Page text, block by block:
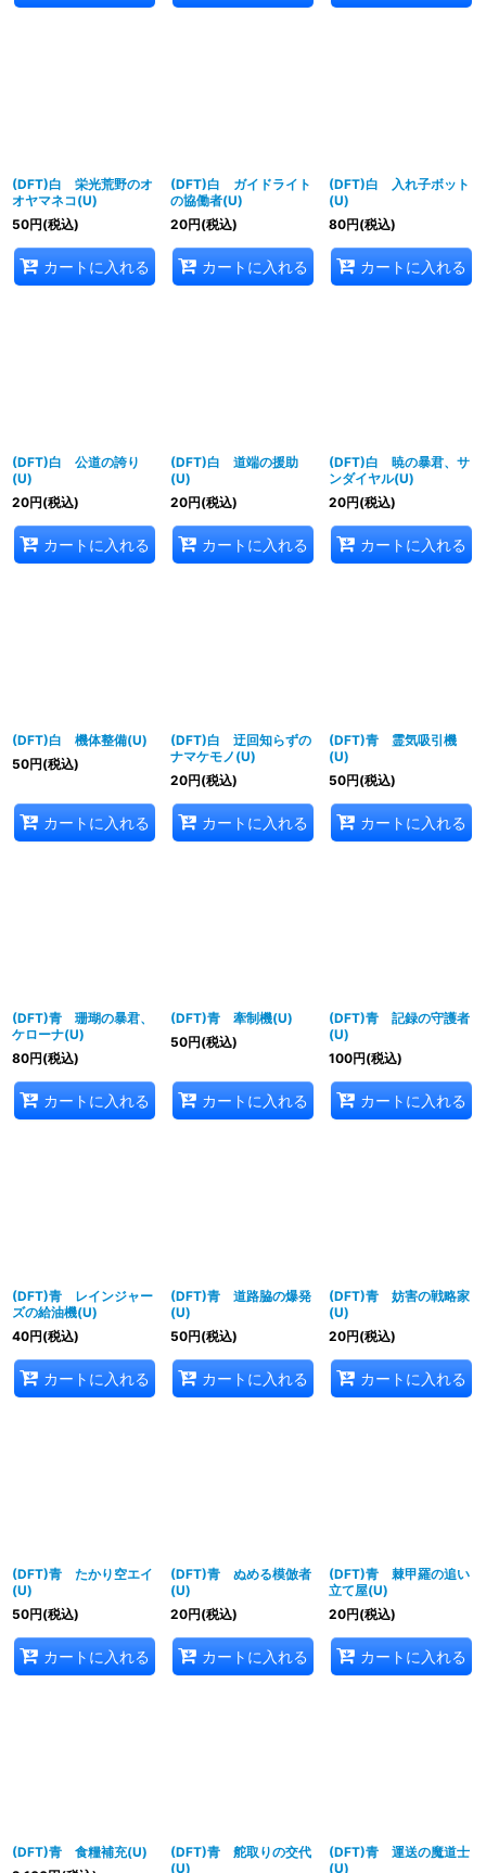
(DFT)白 栄光荒野のオ
オヤマネコ(U)
50円(税込)
カートに入れる
(DFT)白 ガイドライト
の協働者(U)
20円(税込)
カートに入れる
(DFT)白 入れ子ボット
(U)
80円(税込)
カートに入れる
(DFT)白 公道の誇り
(U)
20円(税込)
カートに入れる
(DFT)白 道端の援助
(U)
20円(税込)
カートに入れる
(DFT)白 暁の暴君、サ
ンダイヤル(U)
20円(税込)
カートに入れる
(DFT)白 機体整備(U)
50円(税込)
カートに入れる
(DFT)白 迂回知らずの
ナマケモノ(U)
20円(税込)
カートに入れる
(DFT)青 霊気吸引機
(U)
50円(税込)
カートに入れる
(DFT)青 珊瑚の暴君、
ケローナ(U)
80円(税込)
カートに入れる
(DFT)青 牽制機(U)
50円(税込)
カートに入れる
(DFT)青 記録の守護者
(U)
100円(税込)
カートに入れる
(DFT)青 レインジャー
ズの給油機(U)
40円(税込)
カートに入れる
(DFT)青 道路脇の爆発
(U)
50円(税込)
カートに入れる
(DFT)青 妨害の戦略家
(U)
20円(税込)
カートに入れる
(DFT)青 たかり空エイ
(U)
50円(税込)
カートに入れる
(DFT)青 ぬめる模倣者
(U)
20円(税込)
カートに入れる
(DFT)青 棘甲羅の追い
立て屋(U)
20円(税込)
カートに入れる
(DFT)青 食糧補充(U)
(DFT)青 舵取りの交代
(U)
(DFT)青 運送の魔道士
(U)